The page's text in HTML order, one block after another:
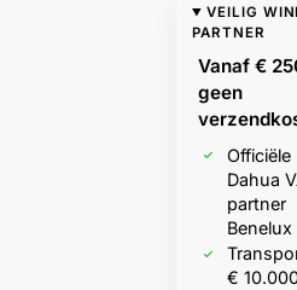
VEILIG
PARTNER
Vanaf €
geen
Officiële
Dahua
partner
Benelux
€